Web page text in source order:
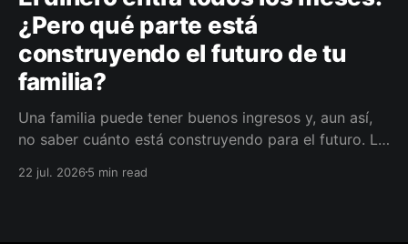
¿Pero qué parte está
construyendo el futuro de tu
familia?
Una familia puede tener buenos ingresos y, aun así,
no saber cuánto está construyendo para el futuro. La
darle a cada parte del ingreso un propósito, un plazo
22 jul. 20265 min read